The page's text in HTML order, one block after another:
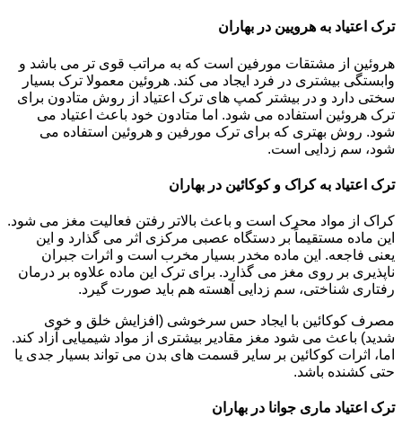
ترک اعتیاد به هرویین در بهاران
هروئین از مشتقات مورفین است که به مراتب قوی تر می باشد و
وابستگی بیشتری در فرد ایجاد می کند. هروئین معمولا ترک بسیار
سختی دارد و در بیشتر کمپ های ترک اعتیاد از روش متادون برای
ترک هروئین استفاده می شود. اما متادون خود باعث اعتیاد می
شود. روش بهتری که برای ترک مورفین و هروئین استفاده می
شود، سم زدایی است.
ترک اعتیاد به کراک و کوکائین در بهاران
کراک از مواد محرک است و باعث بالاتر رفتن فعالیت مغز می شود.
این ماده مستقیماً بر دستگاه عصبی مرکزی اثر می گذارد و این
یعنی فاجعه. این ماده مخدر بسیار مخرب است و اثرات جبران
ناپذیری بر روی مغز می گذارد. برای ترک این ماده علاوه بر درمان
رفتاری شناختی، سم زدایی آهسته هم باید صورت گیرد.
مصرف کوکائین با ایجاد حس سرخوشی (افزایش خلق و خوی
شدید) باعث می شود مغز مقادیر بیشتری از مواد شیمیایی آزاد کند.
اما، اثرات کوکائین بر سایر قسمت های بدن می تواند بسیار جدی یا
حتی کشنده باشد.
ترک اعتیاد ماری جوانا در بهاران